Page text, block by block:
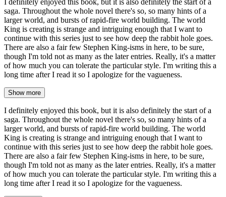
I definitely enjoyed this book, but it is also definitely the start of a
saga. Throughout the whole novel there's so, so many hints of a
larger world, and bursts of rapid-fire world building. The world
King is creating is strange and intriguing enough that I want to
continue with this series just to see how deep the rabbit hole goes.
There are also a fair few Stephen King-isms in here, to be sure,
though I'm told not as many as the later entries. Really, it's a matter
of how much you can tolerate the particular style. I'm writing this a
long time after I read it so I apologize for the vagueness.
Show more
I definitely enjoyed this book, but it is also definitely the start of a
saga. Throughout the whole novel there's so, so many hints of a
larger world, and bursts of rapid-fire world building. The world
King is creating is strange and intriguing enough that I want to
continue with this series just to see how deep the rabbit hole goes.
There are also a fair few Stephen King-isms in here, to be sure,
though I'm told not as many as the later entries. Really, it's a matter
of how much you can tolerate the particular style. I'm writing this a
long time after I read it so I apologize for the vagueness.